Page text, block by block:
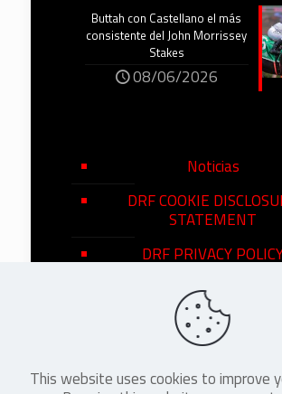
Buttah con Castellano el más
consistente del John Morrissey
Stakes
08/06/2026
Noticias
DRF COOKIE
STATEMENT
DRF PRIVACY
This website uses cookies to improve